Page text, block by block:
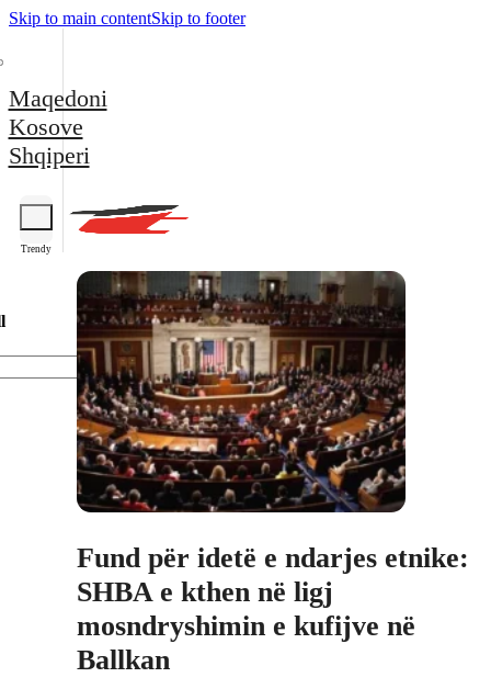
Skip to main contentSkip to footer
Maqedoni
Kosove
Shqiperi
Trendy
Fund për idetë e ndarjes etnike:
SHBA e kthen në ligj
mosndryshimin e kufijve në
Ballkan